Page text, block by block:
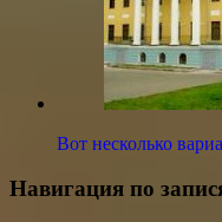
Вот несколько
Навигация по